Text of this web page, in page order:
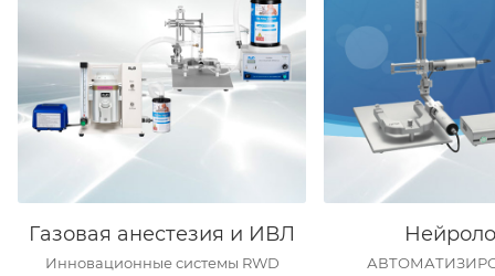
Газовая анестезия и ИВЛ
Инновационные системы RWD